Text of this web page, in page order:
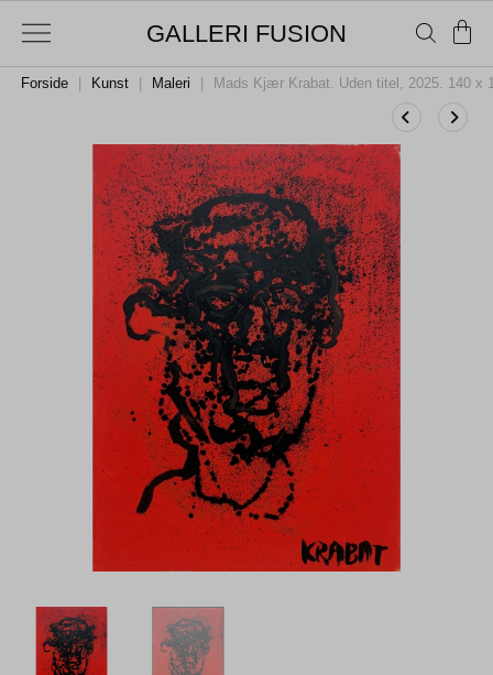
GALLERI FUSION
Forside Kunst Maleri Mads Kjær Krabat. Uden titel, 2025. 140 x